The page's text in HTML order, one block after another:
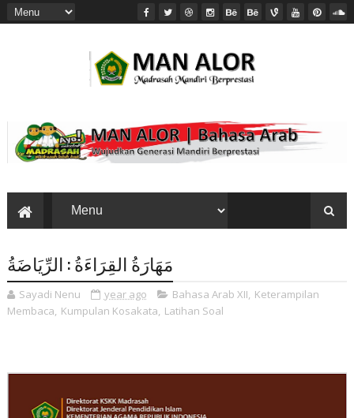
مَهَارَةُ القِرَاءَةُ : الرِّيَاضَةُ
Sayadi Nenu year ago Bahasa Arab XII, Keterampilan
Membaca, Kumpulan Kosakata, Latihan Soal